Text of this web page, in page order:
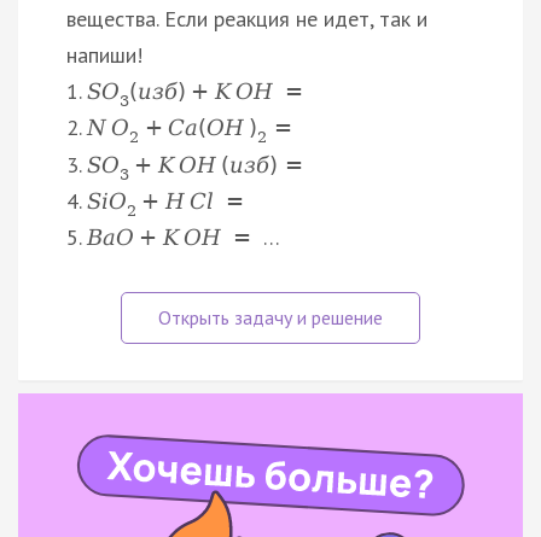
вещества. Если реакция не идет, так и
напиши!
1.SO3(изб) + K OH =
2.N O2 + Ca(OH )2 =
3.SO3 + K OH (изб) =
4.SiO2 + H Cl =
5.BaO + K OH = …